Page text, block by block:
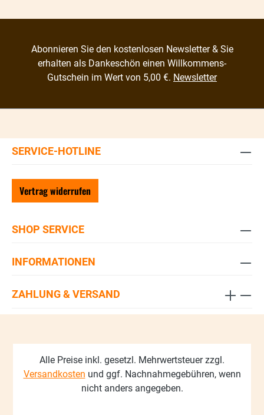
Abonnieren Sie den kostenlosen Newsletter & Sie
erhalten als Dankeschön einen Willkommens-
Gutschein im Wert von 5,00 €. Newsletter
SERVICE-HOTLINE
Vertrag widerrufen
SHOP SERVICE
INFORMATIONEN
ZAHLUNG & VERSAND
Alle Preise inkl. gesetzl. Mehrwertsteuer zzgl.
Versandkosten und ggf. Nachnahmegebühren, wenn
nicht anders angegeben.